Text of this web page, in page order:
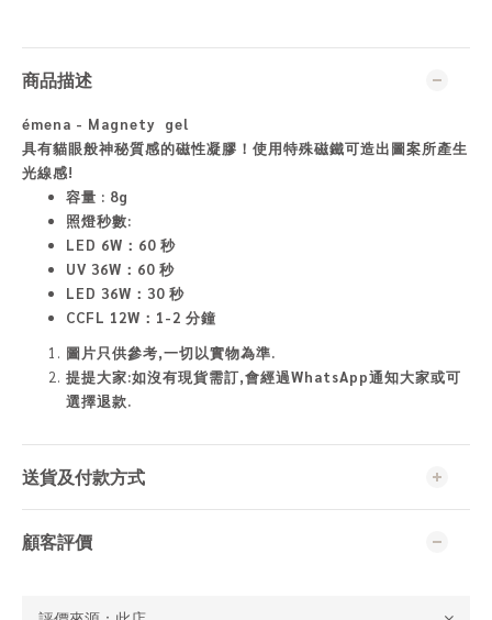
商品描述
émena - Magnety gel
具有貓眼般神秘質感的磁性凝膠！使用特殊磁鐵可造出圖案所產生
光線感!
容量 : 8g
照燈秒數:
LED 6W：60 秒
UV 36W：60 秒
LED 36W：30 秒
CCFL 12W：1-2 分鐘
圖片只供參考,一切以實物為準.
提提大家:如沒有現貨需訂,會經過WhatsApp通知大家或可
選擇退款.
送貨及付款方式
顧客評價